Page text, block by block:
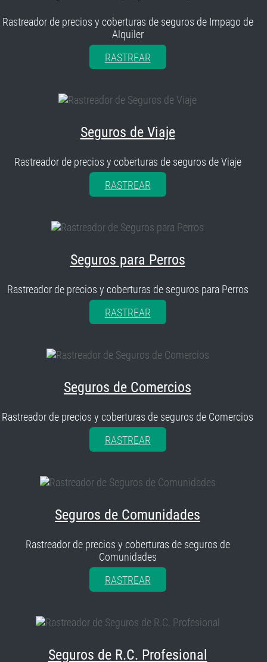
Rastreador de precios y coberturas de seguros de Impago de
Alquiler
RASTREAR
Seguros de Viaje
Rastreador de precios y coberturas de seguros de Viaje
RASTREAR
Seguros para Perros
Rastreador de precios y coberturas de seguros para Perros
RASTREAR
Seguros de Comercios
Rastreador de precios y coberturas de seguros de Comercios
RASTREAR
Seguros de Comunidades
Rastreador de precios y coberturas de seguros de
Comunidades
RASTREAR
Seguros de R.C. Profesional